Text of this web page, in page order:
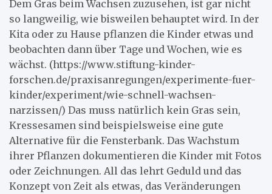
Dem Gras beim Wachsen zuzusehen, ist gar nicht
so langweilig, wie bisweilen behauptet wird. In der
Kita oder zu Hause pflanzen die Kinder etwas und
beobachten dann über Tage und Wochen, wie es
wächst. (https://www.stiftung-kinder-
forschen.de/praxisanregungen/experimente-fuer-
kinder/experiment/wie-schnell-wachsen-
narzissen/) Das muss natürlich kein Gras sein,
Kressesamen sind beispielsweise eine gute
Alternative für die Fensterbank. Das Wachstum
ihrer Pflanzen dokumentieren die Kinder mit Fotos
oder Zeichnungen. All das lehrt Geduld und das
Konzept von Zeit als etwas, das Veränderungen